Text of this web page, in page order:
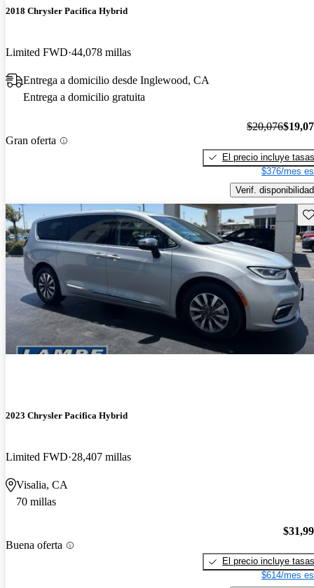
2018 Chrysler Pacifica Hybrid
Limited FWD 44,078 millas
Entrega a domicilio desde Inglewood, CA
Entrega a domicilio gratuita
Gran oferta
$20,076
El precio incluye tasas
$376/mes
Verif. disponibilidad
2023 Chrysler Pacifica Hybrid
Limited FWD 28,407 millas
Visalia, CA
70 millas
Buena oferta
El precio incluye tasas
$614/mes